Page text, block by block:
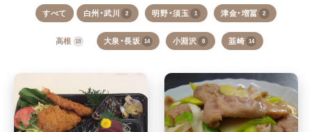
すべて 白州・武川 2 明野・須玉 1 津金・増冨 2
高根 18 大泉・長坂 14 小淵沢 8 韮崎 14